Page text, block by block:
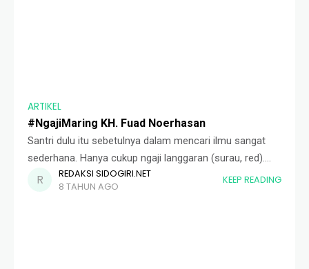
ARTIKEL
#NgajiMaring KH. Fuad Noerhasan
Santri dulu itu sebetulnya dalam mencari ilmu sangat
sederhana. Hanya cukup ngaji langgaran (surau, red).
Tidak seperti sekarang yang ada sekolah, jam belajar,
musyawarah, gerak batin. Dulu itu, ya, ngaji di
REDAKSI SIDOGIRI.NET
8 TAHUN AGO
KEEP READING